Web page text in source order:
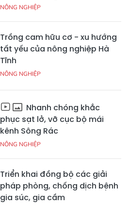
NÔNG NGHIỆP
Trồng cam hữu cơ - xu hướng
tất yếu của nông nghiệp Hà
Tĩnh
NÔNG NGHIỆP
Nhanh chóng khắc
phục sạt lở, vỡ cục bộ mái
kênh Sông Rác
NÔNG NGHIỆP
Triển khai đồng bộ các giải
pháp phòng, chống dịch bệnh
gia súc, gia cầm